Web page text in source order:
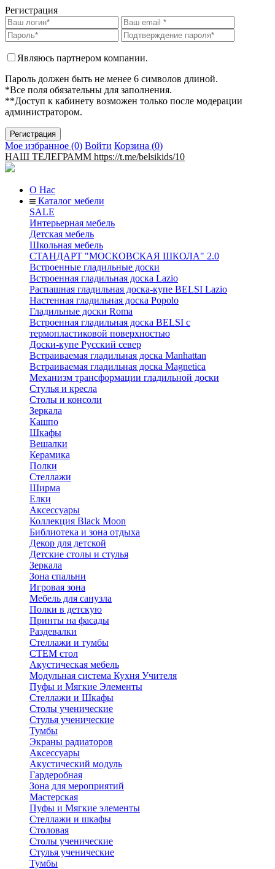
Регистрация
Являюсь партнером компании.
Пароль должен быть не менее 6 символов длиной.
*Все поля обязательны для заполнения.
**Доступ к кабинету возможен только после модерации
администратором.
Мое избранное (0) Войти Корзина (0)
НАШ ТЕЛЕГРАММ https://t.me/belsikids/10
О Нас
Каталог мебели
SALE
Интерьерная мебель
Детская мебель
Школьная мебель
СТАНДАРТ "МОСКОВСКАЯ ШКОЛА" 2.0
Встроенные гладильные доски
Встроенная гладильная доска Lazio
Распашная гладильная доска-купе BELSI Lazio
Настенная гладильная доска Popolo
Гладильные доски Roma
Встроенная гладильная доска BELSI с
термопластиковой поверхностью
Доски-купе Русский север
Встраиваемая гладильная доска Manhattan
Встраиваемая гладильная доска Magnetica
Механизм трансформации гладильной доски
Стyлья и кресла
Столы и консоли
Зеркала
Кашпо
Шкафы
Вешалки
Керамика
Полки
Стеллажи
Ширма
Елки
Аксессуары
Коллекция Black Moon
Библиотека и зона отдыха
Декор для детской
Детские столы и стулья
Зеркала
Зона спальни
Игровая зона
Мебель для санузла
Полки в детскую
Принты на фасады
Раздевалки
Стеллажи и тумбы
СТЕМ стол
Акустическая мебель
Модульная система Кухня Учителя
Пуфы и Мягкие Элементы
Стеллажи и Шкафы
Столы ученические
Стулья ученические
Тумбы
Экраны радиаторов
Аксессуары
Акустический модуль
Гардеробная
Зона для мероприятий
Мастерская
Пуфы и Мягкие элементы
Стеллажи и шкафы
Столовая
Столы ученические
Стулья ученические
Тумбы